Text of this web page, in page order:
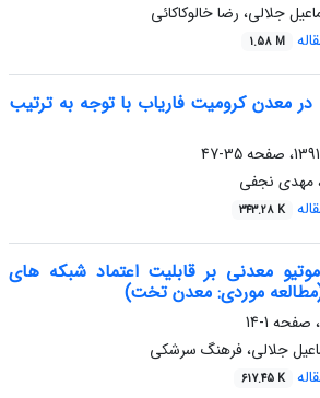
جلالی، رضا خالوکاکائی
1.58 M
در معدن کرومیت فاریاب با توجه به ترتیب
35-47
مهدی نجفی
343.28 K
معدنی بر قابلیت اعتماد شبکه های
(مطالعه موردی: معدن تخت)
1-14
جلالی، فرهنگ سرشکی
617.45 K